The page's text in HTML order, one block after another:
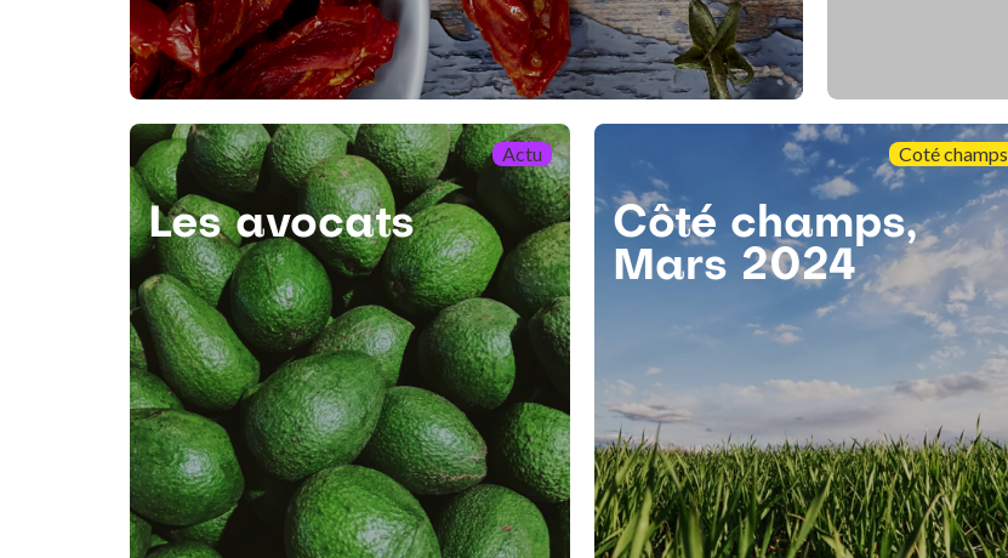
Actu
Les avocats
Coté champs
Côté champs,
Mars 2024